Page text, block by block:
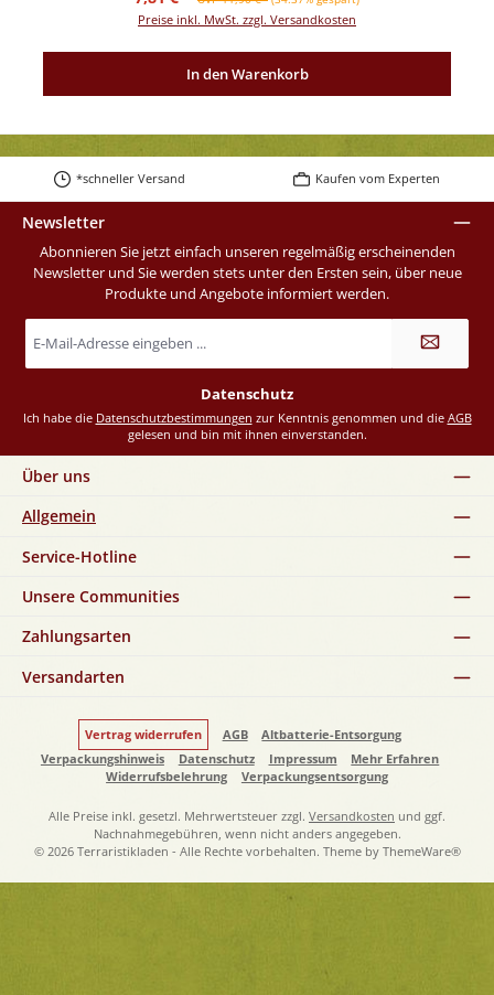
Preise inkl. MwSt. zzgl. Versandkosten
In den Warenkorb
*schneller Versand Kaufen vom Experten
Newsletter
Abonnieren Sie jetzt einfach unseren regelmäßig erscheinenden
Newsletter und Sie werden stets unter den Ersten sein, über neue
Produkte und Angebote informiert werden.
E-
Mail-
Datenschutz
Ich habe die Datenschutzbestimmungen zur Kenntnis genommen und die AGB
gelesen und bin mit ihnen einverstanden.
Über uns
Allgemein
Service-Hotline
Unsere Communities
Zahlungsarten
Versandarten
Vertrag widerrufen AGB
Altbatterie-Entsorgung
Verpackungshinweis
Datenschutz Impressum
Mehr Erfahren
Widerrufsbelehrung
Verpackungsentsorgung
Alle Preise inkl. gesetzl. Mehrwertsteuer zzgl. Versandkosten und ggf.
Nachnahmegebühren, wenn nicht anders angegeben.
© 2026 Terraristikladen - Alle Rechte vorbehalten. Theme by ThemeWare®